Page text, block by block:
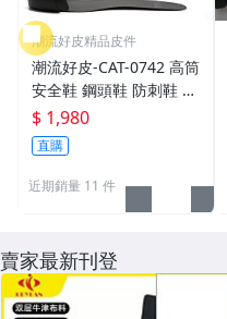
潮流好皮精品皮件
潮流好皮-CAT-0742 高筒
安全鞋 鋼頭鞋 防刺鞋 防
砸鞋 穿越久越愛他.暗棕
色 淺棕色剩下幾雙零碼
價最後出清
$ 1,980
直購
近期銷量 11 件
賣家最新刊登